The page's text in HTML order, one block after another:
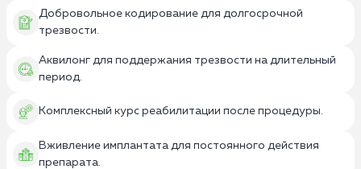
Добровольное кодирование для долгосрочной
трезвости.
Аквилонг для поддержания трезвости на длительный
период.
Комплексный курс реабилитации после процедуры.
Вживление имплантата для постоянного действия
препарата.